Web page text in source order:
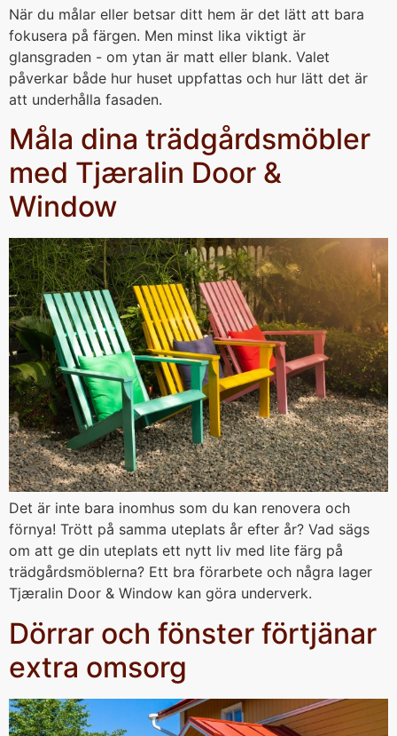
När du målar eller betsar ditt hem är det lätt att bara
fokusera på färgen. Men minst lika viktigt är
glansgraden - om ytan är matt eller blank. Valet
påverkar både hur huset uppfattas och hur lätt det är
att underhålla fasaden.
Måla dina trädgårdsmöbler
med Tjæralin Door &
Window
Det är inte bara inomhus som du kan renovera och
förnya! Trött på samma uteplats år efter år? Vad sägs
om att ge din uteplats ett nytt liv med lite färg på
trädgårdsmöblerna? Ett bra förarbete och några lager
Tjæralin Door & Window kan göra underverk.
Dörrar och fönster förtjänar
extra omsorg